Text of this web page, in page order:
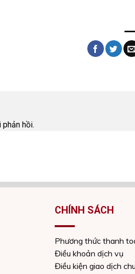
hồi.
CHÍNH SÁCH
Phương thức thanh
Điều khoản dịch vụ
Điều kiện giao dịch